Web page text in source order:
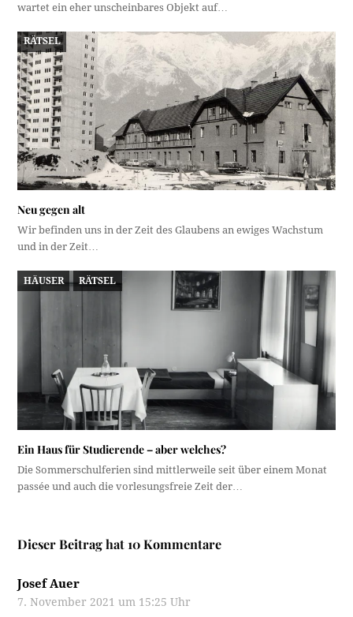
wartet ein eher unscheinbares Objekt auf…
RÄTSEL
Neu gegen alt
Wir befinden uns in der Zeit des Glaubens an ewiges Wachstum
und in der Zeit…
HÄUSER RÄTSEL
Ein Haus für Studierende – aber welches?
Die Sommerschulferien sind mittlerweile seit über einem Monat
passée und auch die vorlesungsfreie Zeit der…
Dieser Beitrag hat 10 Kommentare
Josef Auer
7. November 2021 um 15:25 Uhr